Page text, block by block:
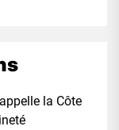
la Côte